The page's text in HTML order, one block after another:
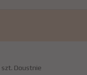
Doustnie